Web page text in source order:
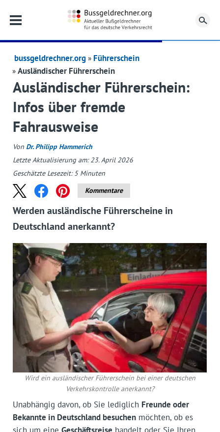
bussgeldrechner.org
Führerschein
Ausländischer Führerschein
Ausländischer Führerschein:
Infos über fremde
Fahrausweise
Von Dr. Philipp Hammerich
Letzte Aktualisierung am: 23. April 2026
Geschätzte Lesezeit:5 Minuten
Kommentare
Werden ausländische Führerscheine in
Deutschland anerkannt?
Wird ein ausländischer Führerschein bei einer deutschen
Verkehrskontrolle anerkannt?
Unabhängig davon, ob Sie lediglich Freunde oder
Bekannte in Deutschland besuchenmöchten, ob es